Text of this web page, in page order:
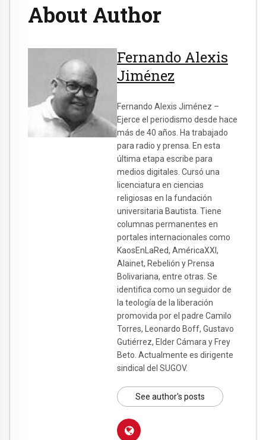
About Author
Fernando Alexis
Jiménez
Fernando Alexis Jiménez –
Ejerce el periodismo desde hace
más de 40 años. Ha trabajado
para radio y prensa. En esta
última etapa escribe para
medios digitales. Cursó una
licenciatura en ciencias
religiosas en la fundación
universitaria Bautista. Tiene
columnas permanentes en
portales internacionales como
KaosEnLaRed, AméricaXXI,
Alainet, Rebelión y Prensa
Bolivariana, entre otras. Se
identifica como un seguidor de
la teología de la liberación
promovida por el padre Camilo
Torres, Leonardo Boff, Gustavo
Gutiérrez, Elder Cámara y Frey
Beto. Actualmente es dirigente
sindical del SUGOV.
See author's posts